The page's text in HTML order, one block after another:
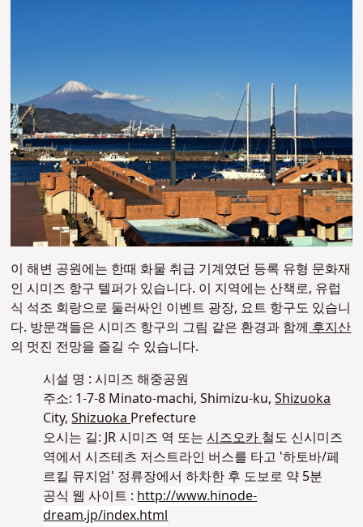
이 해변 공원에는 한때 화물 취급 기계였던 등록 유형 문화재
인 시미즈 항구 텔퍼가 있습니다. 이 지역에는 산책로, 유럽
식 석조 회랑으로 둘러싸인 이벤트 광장, 요트 항구도 있습니
다. 방문객들은 시미즈 항구의 그림 같은 환경과 함께후지산
의 멋진 전망을 즐길 수 있습니다.
시설 명 : 시미즈 해중공원
주소: 1-7-8 Minato-machi, Shimizu-ku,Shizuoka
City,ShizuokaPrefecture
오시는 길: JR 시미즈 역 또는시즈오카철도 신시미즈
역에서 시즈테츠 저스트라인 버스를 타고 '하토바/페
르킬 뮤지엄' 정류장에서 하차한 후 도보로 약 5분
공식 웹 사이트 :http://www.hinode-
dream.jp/index.html